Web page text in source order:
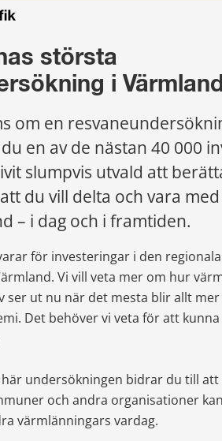
största
i
om en
en av de nästan 40 000
slumpvis utvald att
du vill delta och vara
– i dag och i framtiden.
för investeringar i den
Vi vill veta mer om hur
ser ut nu när det mesta blir allt
Det behöver vi veta för att
undersökningen bidrar du till att
och andra organisationer
värmlänningars vardag.